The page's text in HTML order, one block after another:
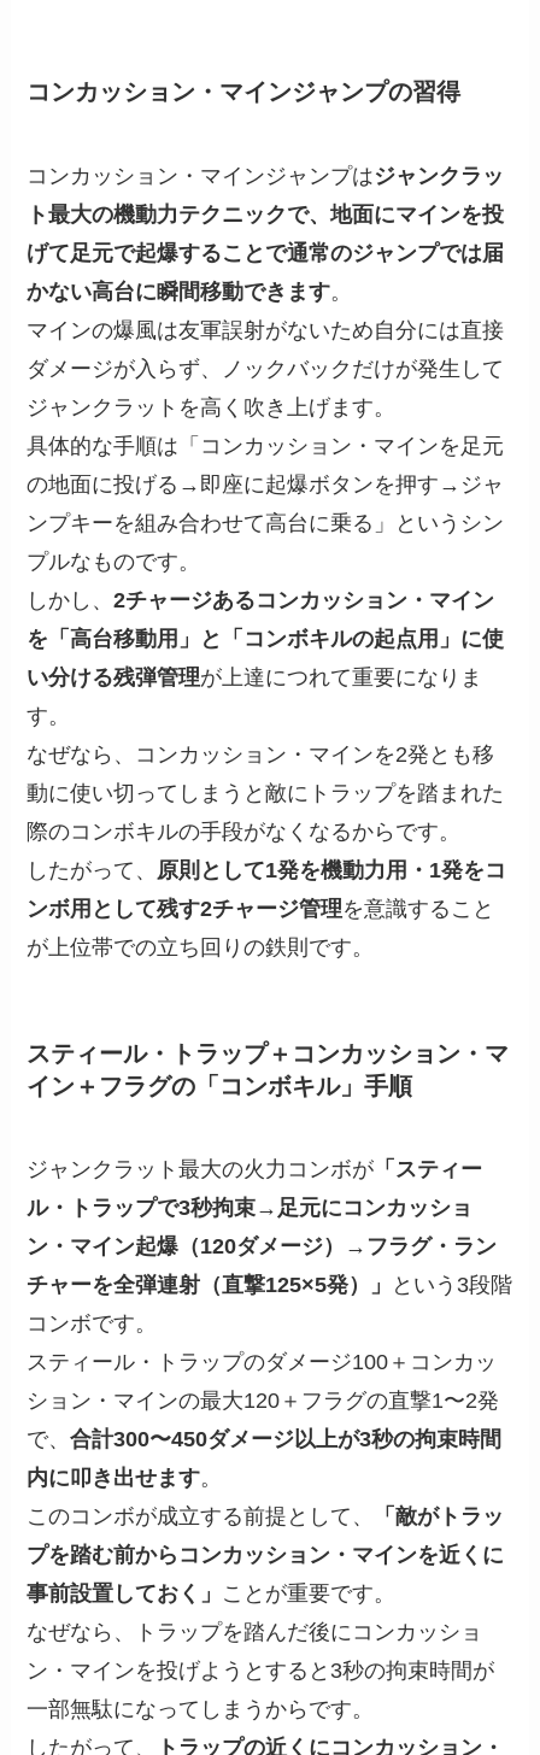
コンカッション・マインジャンプの習得
コンカッション・マインジャンプはジャンクラッ
ト最大の機動力テクニックで、地面にマインを投
げて足元で起爆することで通常のジャンプでは届
かない高台に瞬間移動できます。
マインの爆風は友軍誤射がないため自分には直接
ダメージが入らず、ノックバックだけが発生して
ジャンクラットを高く吹き上げます。
具体的な手順は「コンカッション・マインを足元
の地面に投げる→即座に起爆ボタンを押す→ジャ
ンプキーを組み合わせて高台に乗る」というシン
プルなものです。
しかし、2チャージあるコンカッション・マイン
を「高台移動用」と「コンボキルの起点用」に使
い分ける残弾管理が上達につれて重要になりま
す。
なぜなら、コンカッション・マインを2発とも移
動に使い切ってしまうと敵にトラップを踏まれた
際のコンボキルの手段がなくなるからです。
したがって、 原則として1発を機動力用・1発をコ
ンボ用として残す2チャージ管理を意識すること
が上位帯での立ち回りの鉄則です。
スティール・トラップ＋コンカッション・マ
イン＋フラグの「コンボキル」手順
ジャンクラット最大の火力コンボが 「スティー
ル・トラップで3秒拘束→足元にコンカッショ
ン・マイン起爆（120ダメージ）→フラグ・ラン
チャーを全弾連射（直撃125×5発）」
という3段階
コンボです。
スティール・トラップのダメージ100＋コンカッ
ション・マインの最大120＋フラグの直撃1〜2発
で、合計300〜450ダメージ以上が3秒の拘束時間
内に叩き出せます。
このコンボが成立する前提として、
「敵がトラッ
プを踏む前からコンカッション・マインを近くに
事前設置しておく」 ことが重要です。
なぜなら、トラップを踏んだ後にコンカッショ
ン・マインを投げようとすると3秒の拘束時間が
一部無駄になってしまうからです。
したがって、
トラップの近くにコンカッション・